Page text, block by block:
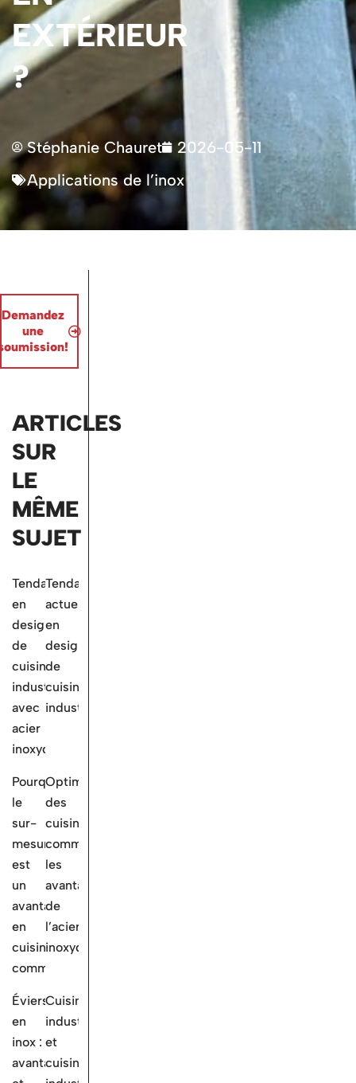
EXTÉRIEUR
?
Stéphanie Chauret
2026-05-11
Applications de l’inox
Demandez
une
ARTICLES
SUR
LE
MÊME
SUJET
Tendances
en
design
de
cuisine
industrielle
avec
acier
inoxydable
Tendances
actuelles
en
design
de
cuisine
industrielle
Pourquoi
le
sur-
mesure
est
un
avantage
en
cuisine
commerciale
Optimisation
des
cuisines
commerciales:
les
avantages
de
l’acier
inoxydable
Éviers
en
inox :
avantages
Cuisine
industrielle
et
cuisines